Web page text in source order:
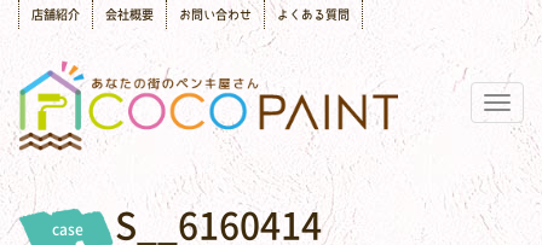
店舗紹介 会社概要 お問い合わせ よくある質問
case S__6160414